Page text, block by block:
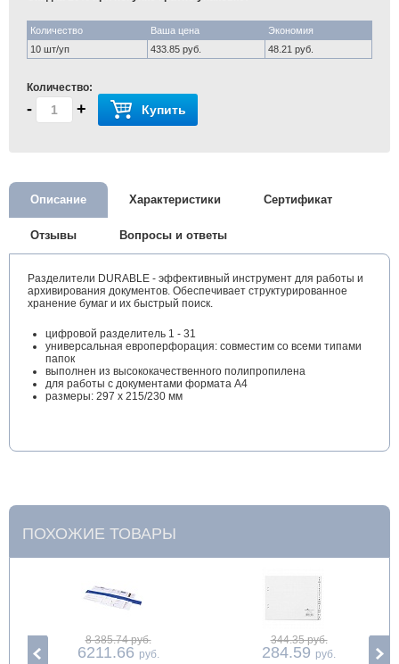
Количество Ваша цена
Экономия
10 шт/уп
433.85 руб. 48.21 руб.
Количество:
- + Купить
Описание Характеристики Сертификат
Отзывы Вопросы и ответы
Разделители DURABLE - эффективный инструмент для работы и
архивирования документов. Обеспечивает структурированное
хранение бумаг и их быстрый поиск.
цифровой разделитель 1 - 31
универсальная европерфорация: совместим со всеми типами
папок
выполнен из высококачественного полипропилена
для работы с документами формата А4
размеры: 297 х 215/230 мм
ПОХОЖИЕ ТОВАРЫ
8 385.74 руб.
6211.66 руб.
344.35 руб.
284.59 руб.